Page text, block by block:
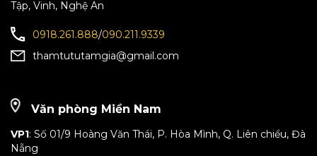
Tập, Vinh, Nghệ An
0918.261.888/090.211.9339
thamtututamgia@gmail.com
Văn phòng Miền Nam
VP1: Số 01/9 Hoàng Văn Thái, P. Hòa Mình, Q. Liên chiểu, Đà
Nẵng